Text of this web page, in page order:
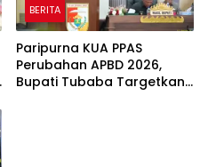
BERITA
Paripurna KUA PPAS
Perubahan APBD 2026,
Bupati Tubaba Targetkan